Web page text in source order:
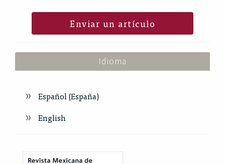
Enviar un artículo
Idioma
Español (España)
English
Index